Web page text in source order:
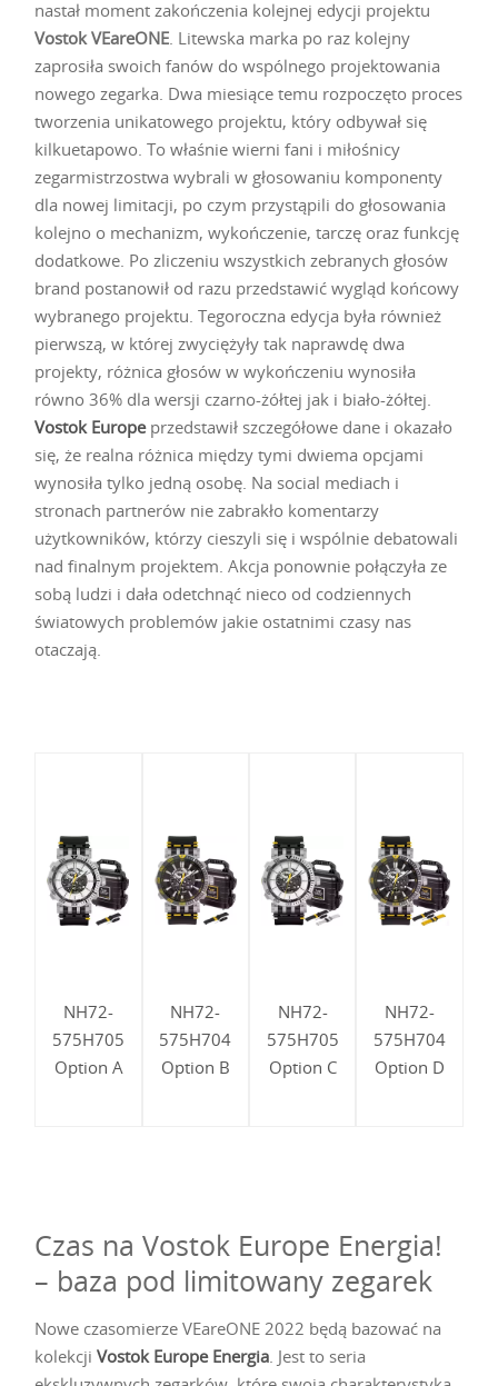
nastał moment zakończenia kolejnej edycji projektu
Vostok VEareONE . Litewska marka po raz kolejny
zaprosiła swoich fanów do wspólnego projektowania
nowego zegarka. Dwa miesiące temu rozpoczęto proces
tworzenia unikatowego projektu, który odbywał się
kilkuetapowo. To właśnie wierni fani i miłośnicy
zegarmistrzostwa wybrali w głosowaniu komponenty
dla nowej limitacji, po czym przystąpili do głosowania
kolejno o mechanizm, wykończenie, tarczę oraz funkcję
dodatkowe. Po zliczeniu wszystkich zebranych głosów
brand postanowił od razu przedstawić wygląd końcowy
wybranego projektu. Tegoroczna edycja była również
pierwszą, w której zwyciężyły tak naprawdę dwa
projekty, różnica głosów w wykończeniu wynosiła
równo 36% dla wersji czarno-żółtej jak i biało-żółtej.
Vostok Europeprzedstawił szczegółowe dane i okazało
się, że realna różnica między tymi dwiema opcjami
wynosiła tylko jedną osobę. Na social mediach i
stronach partnerów nie zabrakło komentarzy
użytkowników, którzy cieszyli się i wspólnie debatowali
nad finalnym projektem. Akcja ponownie połączyła ze
sobą ludzi i dała odetchnąć nieco od codziennych
światowych problemów jakie ostatnimi czasy nas
otaczają.
NH72-
575H705
Option A
NH72-
575H704
Option B
NH72-
575H705
Option C
NH72-
575H704
Option D
Czas na Vostok Europe Energia!
– baza pod limitowany zegarek
Nowe czasomierze VEareONE 2022 będą bazować na
kolekcjiVostok Europe Energia . Jest to seria